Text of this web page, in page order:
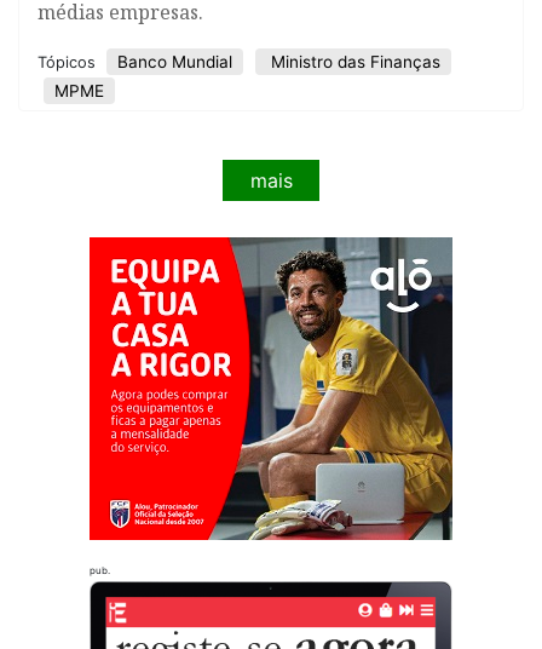
médias empresas.
Tópicos Banco Mundial
Ministro das Finanças
MPME
mais
pub.